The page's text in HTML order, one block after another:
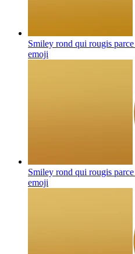
Smiley rond qui rougis
emoji
Smiley rond qui rougis
emoji